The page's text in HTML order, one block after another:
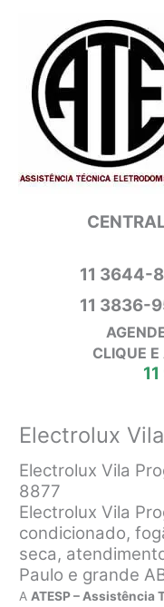
conteúdo
11 3644-
11 3836-
CLIQUE
Electrolux
Electrolux Vila
8877
Electrolux Vila
condicionado,
seca,
Paulo e grande
A ATESP – Assistência